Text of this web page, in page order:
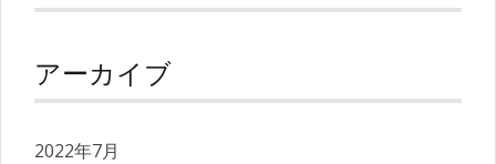
アーカイブ
2022年7月